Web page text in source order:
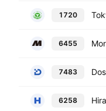
1720
6455
7483
6258